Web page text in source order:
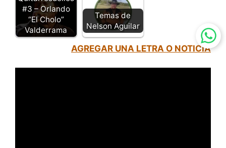
#3 – Orlando
“El Cholo”
Valderrama
Temas de
Nelson Aguilar
AGREGAR UNA LETRA O NOTICIA